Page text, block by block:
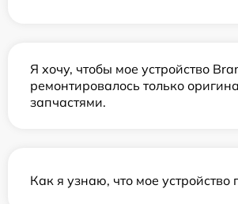
Я хочу, чтобы мое устройство
ремонтировалось только
запчастями.
Как я узнаю, что мое устройство